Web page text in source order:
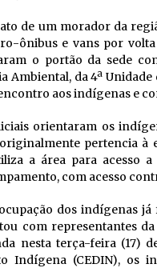
de um morador da
ônibus e vans por
o portão da sede
Ambiental, da 4ª
aos indígenas e
orientaram os
pertencia
a área para acesso
com acesso
dos indígenas
com representantes
nesta terça-feira (17)
Indígena (CEDIN), os